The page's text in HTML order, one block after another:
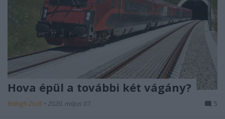
Hova épül a további két vágány?
Balogh Zsolt • 2020. május 07. 5